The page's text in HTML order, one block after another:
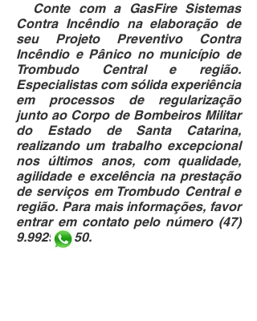
Conte com a GasFire Sistemas
Contra Incêndio na elaboração de
seu Projeto Preventivo Contra
Incêndio e Pânico no município de
Trombudo Central e região.
Especialistas com sólida experiência
em processos de regularização
junto ao Corpo de Bombeiros Militar
do Estado de Santa Catarina,
realizando um trabalho excepcional
nos últimos anos, com qualidade,
agilidade e excelência na prestação
de serviços em Trombudo Central e
região. Para mais informações, favor
entrar em contato pelo número (47)
9.9929-9050.